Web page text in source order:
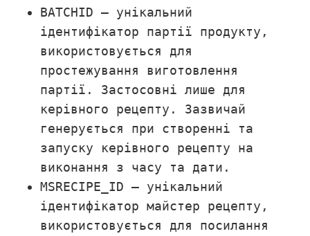
BATCHID – унікальний
ідентифікатор партії продукту,
використовується для
простежування виготовлення
партії. Застосовні лише для
керівного рецепту. Зазвичай
генерується при створенні та
запуску керівного рецепту на
виконання з часу та дати.
MSRECIPE_ID – унікальний
ідентифікатор майстер рецепту,
використовується для посилання